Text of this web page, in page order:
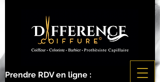
Prendre RDV en ligne :